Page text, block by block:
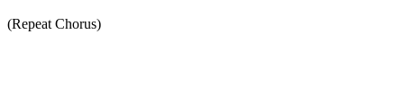
(Repeat Chorus)